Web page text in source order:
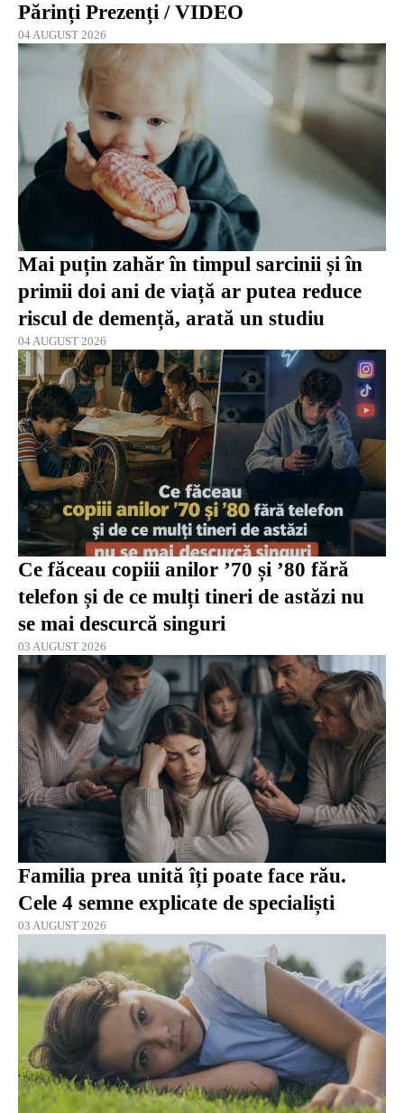
Părinți Prezenți / VIDEO
04 AUGUST 2026
Mai puțin zahăr în timpul sarcinii și în
primii doi ani de viață ar putea reduce
riscul de demență, arată un studiu
04 AUGUST 2026
Ce făceau copiii anilor ’70 și ’80 fără
telefon și de ce mulți tineri de astăzi nu
se mai descurcă singuri
03 AUGUST 2026
Familia prea unită îți poate face rău.
Cele 4 semne explicate de specialiști
03 AUGUST 2026